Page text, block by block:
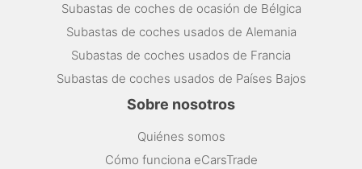
Subastas de coches de ocasión de Bélgica
Subastas de coches usados de Alemania
Subastas de coches usados de Francia
Subastas de coches usados de Países Bajos
Sobre nosotros
Quiénes somos
Cómo funciona eCarsTrade